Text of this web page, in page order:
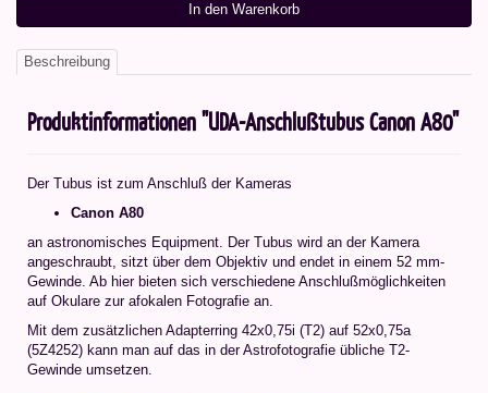
In den Warenkorb
Beschreibung
Produktinformationen "UDA-Anschlußtubus Canon A80"
Der Tubus ist zum Anschluß der Kameras
Canon A80
an astronomisches Equipment. Der Tubus wird an der Kamera
angeschraubt, sitzt über dem Objektiv und endet in einem 52 mm-
Gewinde. Ab hier bieten sich verschiedene Anschlußmöglichkeiten
auf Okulare zur afokalen Fotografie an.
Mit dem zusätzlichen Adapterring 42x0,75i (T2) auf 52x0,75a
(5Z4252) kann man auf das in der Astrofotografie übliche T2-
Gewinde umsetzen.